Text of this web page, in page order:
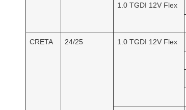
1.0 TGDI 12V Flex
CRETA 24/25 1.0 TGDI 12V Flex